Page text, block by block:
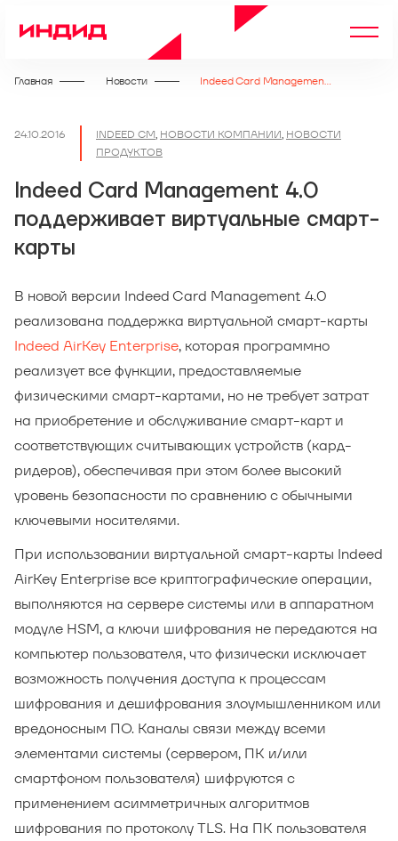
Главная Новости Indeed Card Management 4.0 поддерживает виртуальные смарт-карты
24.10.2016 INDEED CM, НОВОСТИ КОМПАНИИ, НОВОСТИ
ПРОДУКТОВ
Indeed Card Management 4.0
поддерживает виртуальные смарт-
карты
В новой версии Indeed Card Management 4.0
реализована поддержка виртуальной смарт-карты
Indeed AirKey Enterprise, которая программно
реализует все функции, предоставляемые
физическими смарт-картами, но не требует затрат
на приобретение и обслуживание смарт-карт и
соответствующих считывающих устройств (кард-
ридеров), обеспечивая при этом более высокий
уровень безопасности по сравнению с обычными
ключевыми носителями.
При использовании виртуальной смарт-карты Indeed
AirKey Enterprise все криптографические операции,
выполняются на сервере системы или в аппаратном
модуле HSM, а ключи шифрования не передаются на
компьютер пользователя, что физически исключает
возможность получения доступа к процессам
шифрования и дешифрования злоумышленником или
вредоносным ПО. Каналы связи между всеми
элементами системы (сервером, ПК и/или
смартфоном пользователя) шифруются с
применением асимметричных алгоритмов
шифрования по протоколу TLS. На ПК пользователя